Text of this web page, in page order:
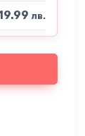
лв.